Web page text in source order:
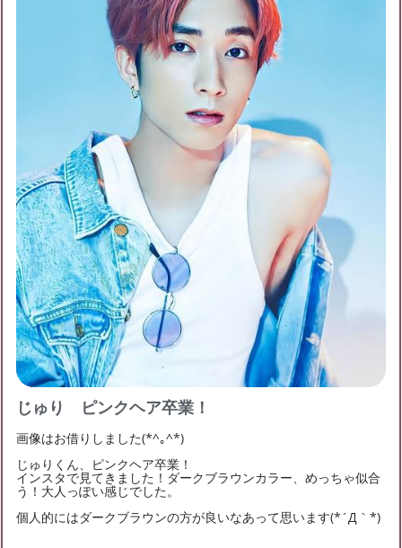
フォロー 1 フォロワー
まぁちゃんのチケット募集
まぁちゃんの友達募集 募集中
友達募集
Hey! Say! JUMPの山田涼介くん、Snow Manの阿部
亮平くん、深澤辰哉くん同期組が好き
まぁちゃんのブログ月別アーカイブ
2023年4月 2023年3月 (4) 2023年2月
2023年1月(3) 2022年12月
2022年6月(1) 2021年11月 2021年9月 (1)
2021年8月(3) 2021年6月 2021年5月(4)
2021年4月(7) 2021年3月 2021年2月(5)
2021年1月(9) 2020年12月 2020年10月(1)
2020年6月(1) 2019年6月 2019年4月 (1)
2019年2月(1) 2019年1月 2018年12月 (2)
じゅり ピンクヘア卒業！
画像はお借りしました(*^｡^*)
じゅりくん、ピンクヘア卒業！
インスタで見てきました！ダークブラウンカラー、めっちゃ似合
う！大人っぽい感じでした。
個人的にはダークブラウンの方が良いなあって思います(*´Д｀*)